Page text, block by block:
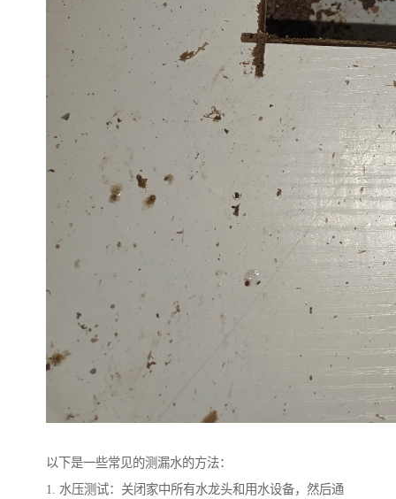
以下是一些常见的测漏水的方法：
1. 水压测试：关闭家中所有水龙头和用水设备，然后通